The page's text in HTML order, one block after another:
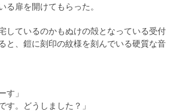
る扉を開けてもらった。
しているのかもぬけの殻となっている受付
と、鎧に刻印の紋様を刻んでいる硬質な音
す」
す。どうしました？」